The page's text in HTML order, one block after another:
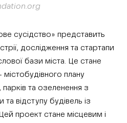
сусідство» представить
дослідження та стартапи
бази міста. Це стане
плану
та озеленення з
відступу будівель із
проект стане місцевим і